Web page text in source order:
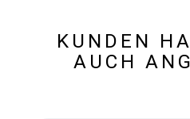
KUNDEN
AUCH